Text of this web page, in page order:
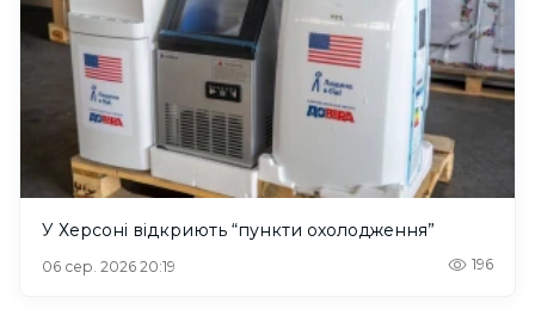
У Херсоні відкриють “пункти охолодження”
06 сер. 2026 20:19 196